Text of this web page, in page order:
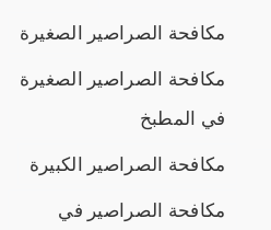
مكافحة الصراصير الصغيرة
مكافحة الصراصير الصغيرة
في المطبخ
مكافحة الصراصير الكبيرة
مكافحة الصراصير في